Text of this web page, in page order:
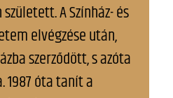
A Színház- és
elvégzése után,
szerződött, s azóta
óta tanít a